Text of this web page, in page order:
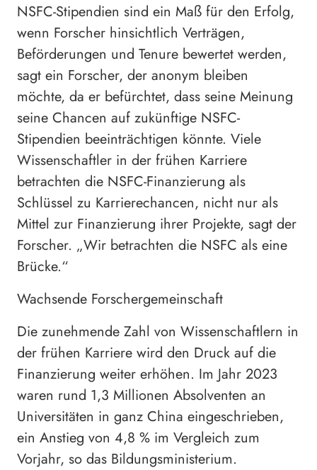
NSFC-Stipendien sind ein Maß für den Erfolg,
wenn Forscher hinsichtlich Verträgen,
Beförderungen und Tenure bewertet werden,
sagt ein Forscher, der anonym bleiben
möchte, da er befürchtet, dass seine Meinung
seine Chancen auf zukünftige NSFC-
Stipendien beeinträchtigen könnte. Viele
Wissenschaftler in der frühen Karriere
betrachten die NSFC-Finanzierung als
Schlüssel zu Karrierechancen, nicht nur als
Mittel zur Finanzierung ihrer Projekte, sagt der
Forscher. „Wir betrachten die NSFC als eine
Brücke.“
Wachsende Forschergemeinschaft
Die zunehmende Zahl von Wissenschaftlern in
der frühen Karriere wird den Druck auf die
Finanzierung weiter erhöhen. Im Jahr 2023
waren rund 1,3 Millionen Absolventen an
Universitäten in ganz China eingeschrieben,
ein Anstieg von 4,8 % im Vergleich zum
Vorjahr, so das Bildungsministerium.